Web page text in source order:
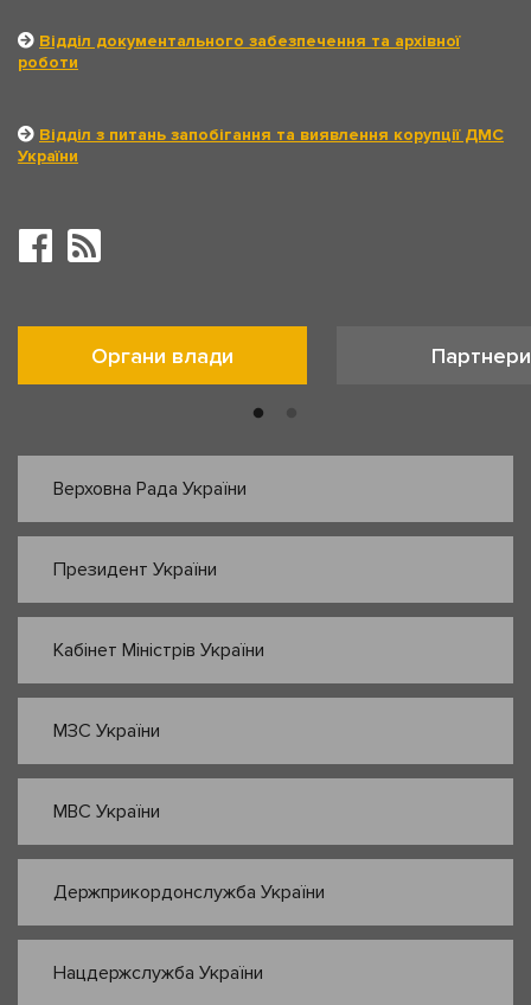
Відділ документального забезпечення та архівної
роботи
Відділ з питань запобігання та виявлення корупції ДМС
України
Органи влади Партнери
Верховна Рада України
Президент України
Кабінет Міністрів України
МЗС України
МВС України
Держприкордонслужба України
Нацдержслужба України